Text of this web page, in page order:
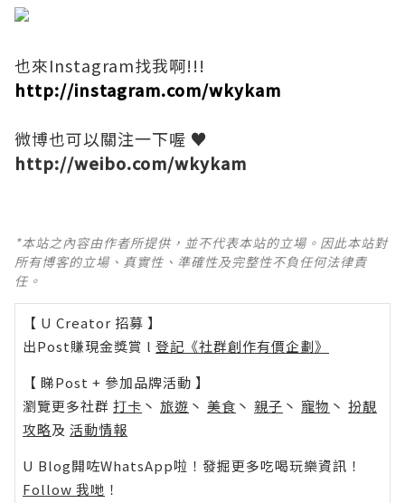
也來Instagram找我啊!!!
http://instagram.com/wkykam
微博也可以關注一下喔 ♥
http://weibo.com/wkykam
*本站之內容由作者所提供，並不代表本站的立場。因此本站對
所有博客的立場、真實性、準確性及完整性不負任何法律責
任。
【 U Creator 招募 】
出Post賺現金獎賞 l 登記《社群創作有價企劃》
【 睇Post + 參加品牌活動 】
瀏覽更多社群 打卡 丶 旅遊 丶 美食 丶 親子 丶 寵物 丶 扮靚
攻略及 活動情報
U Blog開咗WhatsApp啦！發掘更多吃喝玩樂資訊！
Follow 我哋 ！